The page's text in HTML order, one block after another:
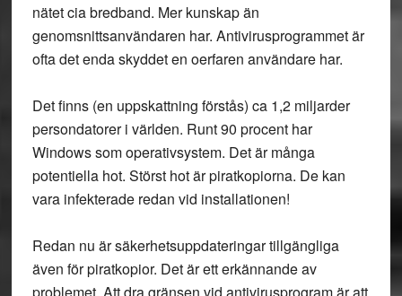
nätet cia bredband. Mer kunskap än
genomsnittsanvändaren har. Antivirusprogrammet är
ofta det enda skyddet en oerfaren användare har.
Det finns (en uppskattning förstås) ca 1,2 miljarder
persondatorer i världen. Runt 90 procent har
Windows som operativsystem. Det är många
potentiella hot. Störst hot är piratkopiorna. De kan
vara infekterade redan vid installationen!
Redan nu är säkerhetsuppdateringar tillgängliga
även för piratkopior. Det är ett erkännande av